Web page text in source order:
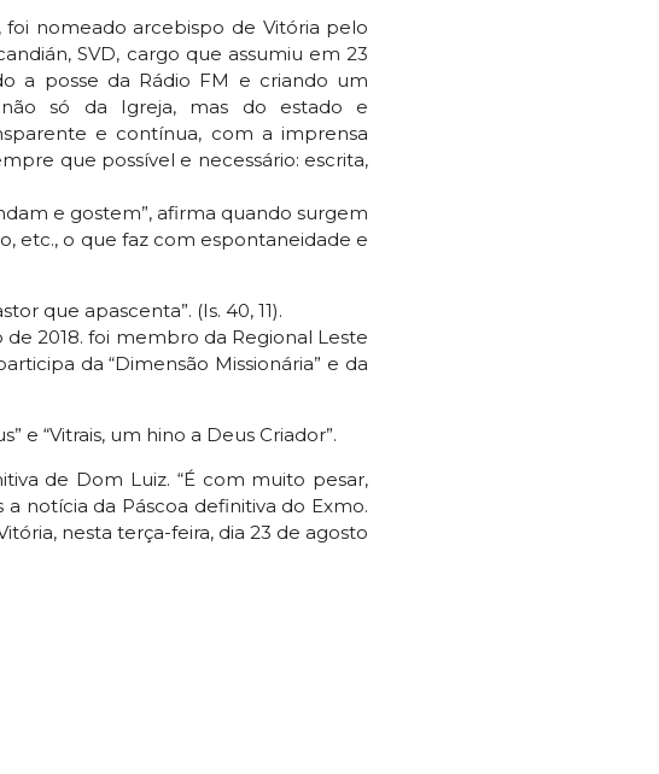
nomeado arcebispo de Vitória pelo
SVD, cargo que assumiu em 23
a posse da Rádio FM e criando um
só da Igreja, mas do estado e
e contínua, com a imprensa
que possível e necessário: escrita,
e gostem”, afirma quando surgem
etc., o que faz com espontaneidade e
que apascenta”. (Is. 40, 11).
2018. foi membro da Regional Leste
da “Dimensão Missionária” e da
e “Vitrais, um hino a Deus Criador”.
de Dom Luiz. “É com muito pesar,
notícia da Páscoa definitiva do Exmo.
nesta terça-feira, dia 23 de agosto